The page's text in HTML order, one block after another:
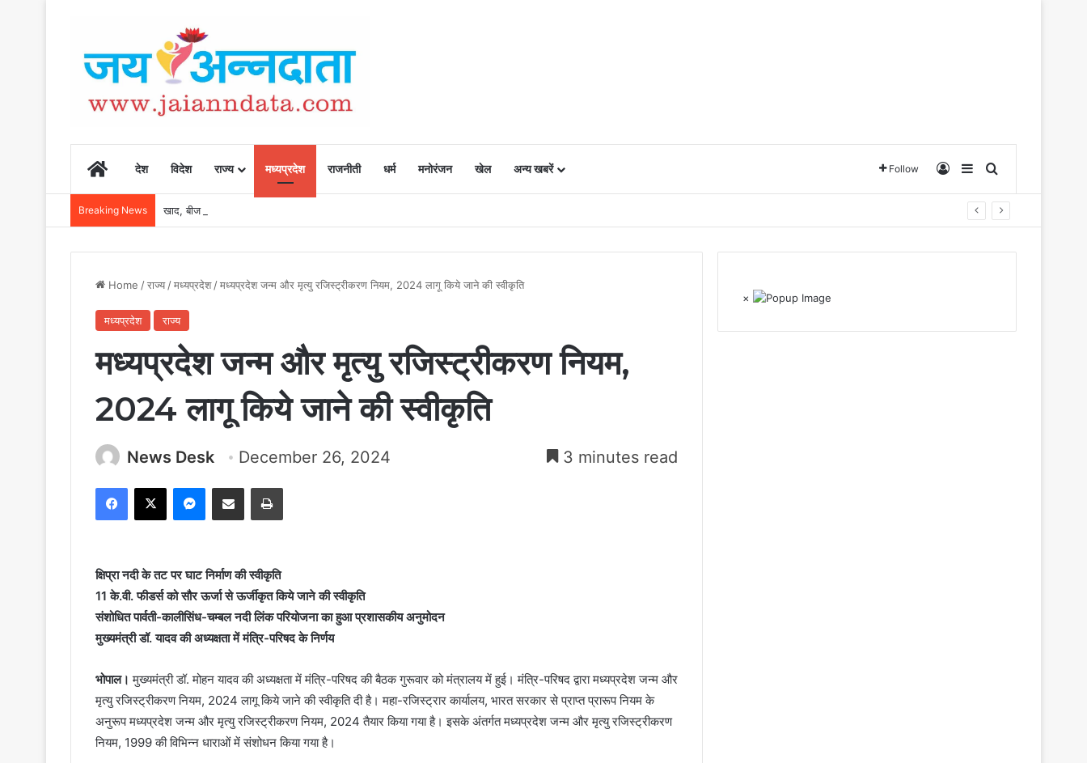
Homeदेश विदेश राज्य मध्यप्रदेश राजनीती धर्म मनोरंजन खेल अन्य खबरें Follow Log InSidebarSearch for
Breaking News खाद, बीज और उर्वरकों की समय पर उपलब्धता से किसानों में उत्साह, नैनो डीएपी और नैनो यूरिया बने किसानों के भरोसेमंद कृषि साथी…..
Home /राज्य/मध्यप्रदेश/मध्यप्रदेश जन्म और मृत्यु रजिस्ट्रीकरण नियम, 2024 लागू किये जाने की स्वीकृति
मध्यप्रदेश राज्य
मध्यप्रदेश जन्म और मृत्यु रजिस्ट्रीकरण नियम,
2024 लागू किये जाने की स्वीकृति
News Desk December 26, 2024 3 minutes read
Facebook
X Messenger
Share via Email Print
क्षिप्रा नदी के तट पर घाट निर्माण की स्वीकृति
11 के.वी. फीडर्स को सौर ऊर्जा से ऊर्जीकृत किये जाने की स्वीकृति
संशोधित पार्वती-कालीसिंध-चम्बल नदी लिंक परियोजना का हुआ प्रशासकीय अनुमोदन
मुख्यमंत्री डॉ. यादव की अध्यक्षता में मंत्रि-परिषद के निर्णय
भोपाल। मुख्यमंत्री डॉ. मोहन यादव की अध्यक्षता में मंत्रि-परिषद की बैठक गुरूवार को मंत्रालय में हुई। मंत्रि-परिषद द्वारा मध्यप्रदेश जन्म और
मृत्यु रजिस्ट्रीकरण नियम, 2024 लागू किये जाने की स्वीकृति दी है। महा-रजिस्ट्रार कार्यालय, भारत सरकार से प्राप्त प्रारूप नियम के
अनुरूप मध्यप्रदेश जन्म और मृत्यु रजिस्ट्रीकरण नियम, 2024 तैयार किया गया है। इसके अंतर्गत मध्यप्रदेश जन्म और मृत्यु रजिस्ट्रीकरण
नियम, 1999 की विभिन्न धाराओं में संशोधन किया गया है।
×